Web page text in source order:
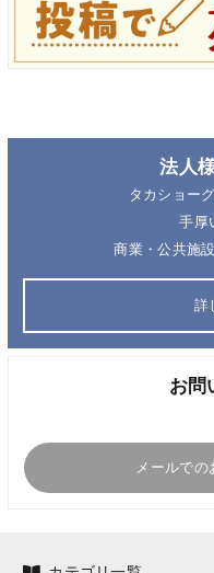
法人
タカショー
手厚
商業・公共施
詳
お問
メールでの